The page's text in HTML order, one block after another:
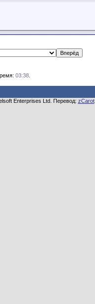
03:38.
Enterprises Ltd. Перевод: zCarot.